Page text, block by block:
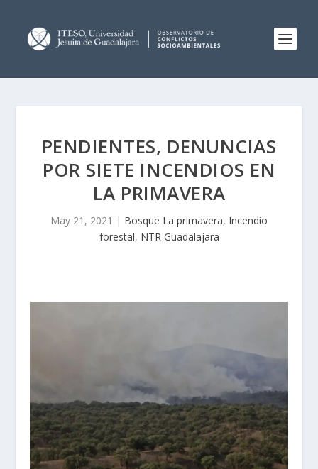
PENDIENTES, DENUNCIAS
POR SIETE INCENDIOS EN
LA PRIMAVERA
May 21, 2021 | Bosque La primavera, Incendio
forestal, NTR Guadalajara